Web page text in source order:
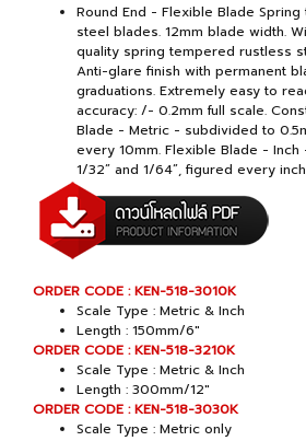
Round End - Flexible Blade
steel blades. 12mm blade width.
quality spring tempered rustless
Anti-glare finish with permanent
graduations. Extremely easy to
accuracy: /- 0.2mm full scale.
Blade - Metric - subdivided to
every 10mm. Flexible Blade -
1/32” and 1/64”, figured every
ORDER CODE : KEN-518-3010K
Scale Type : Metric & Inch
Length : 150mm/6"
ORDER CODE : KEN-518-3210K
Scale Type : Metric & Inch
Length : 300mm/12"
ORDER CODE : KEN-518-3030K
Scale Type : Metric only